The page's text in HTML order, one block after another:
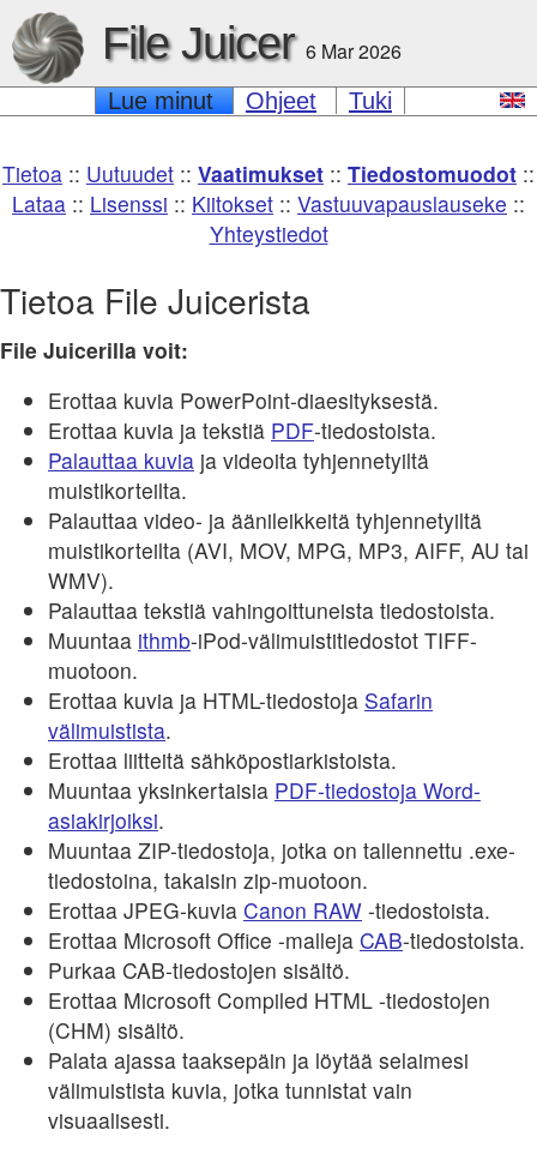
File Juicer 6 Mar 2026
Lue minut Ohjeet Tuki
Tietoa :: Uutuudet :: Vaatimukset :: Tiedostomuodot ::
Lataa :: Lisenssi :: Kiitokset :: Vastuuvapauslauseke ::
Yhteystiedot
Tietoa File Juicerista
File Juicerilla voit:
Erottaa kuvia PowerPoint-diaesityksestä.
Erottaa kuvia ja tekstiä PDF-tiedostoista.
Palauttaa kuvia ja videoita tyhjennetyiltä
muistikorteilta.
Palauttaa video- ja äänileikkeitä tyhjennetyiltä
muistikorteilta (AVI, MOV, MPG, MP3, AIFF, AU tai
WMV).
Palauttaa tekstiä vahingoittuneista tiedostoista.
Muuntaa ithmb-iPod-välimuistitiedostot TIFF-
muotoon.
Erottaa kuvia ja HTML-tiedostoja Safarin
välimuistista.
Erottaa liitteitä sähköpostiarkistoista.
Muuntaa yksinkertaisia PDF-tiedostoja Word-
asiakirjoiksi.
Muuntaa ZIP-tiedostoja, jotka on tallennettu .exe-
tiedostoina, takaisin zip-muotoon.
Erottaa JPEG-kuvia Canon RAW -tiedostoista.
Erottaa Microsoft Office -malleja CAB-tiedostoista.
Purkaa CAB-tiedostojen sisältö.
Erottaa Microsoft Compiled HTML -tiedostojen
(CHM) sisältö.
Palata ajassa taaksepäin ja löytää selaimesi
välimuistista kuvia, jotka tunnistat vain
visuaalisesti.